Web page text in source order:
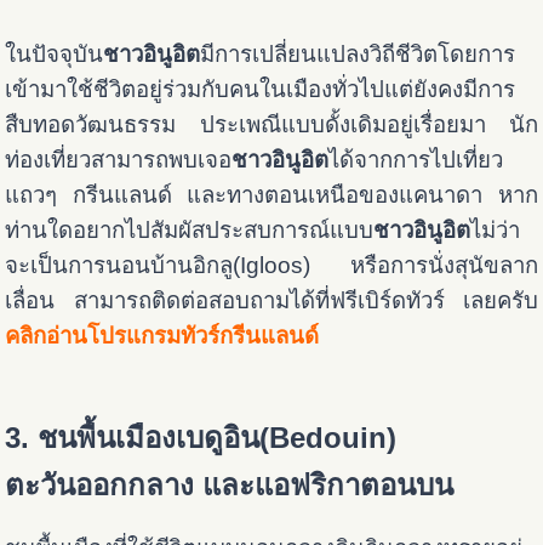
ในปัจจุบันชาวอินูอิตมีการเปลี่ยนแปลงวิถีชีวิตโดยการ
เข้ามาใช้ชีวิตอยู่ร่วมกับคนในเมืองทั่วไปแต่ยังคงมีการ
สืบทอดวัฒนธรรม ประเพณีแบบดั้งเดิมอยู่เรื่อยมา นัก
ท่องเที่ยวสามารถพบเจอชาวอินูอิตได้จากการไปเที่ยว
แถวๆ กรีนแลนด์ และทางตอนเหนือของแคนาดา หาก
ท่านใดอยากไปสัมผัสประสบการณ์แบบชาวอินูอิตไม่ว่า
จะเป็นการนอนบ้านอิกลู(Igloos) หรือการนั่งสุนัขลาก
เลื่อน สามารถติดต่อสอบถามได้ที่ฟรีเบิร์ดทัวร์ เลยครับ
คลิกอ่านโปรแกรมทัวร์กรีนแลนด์
3. ชนพื้นเมืองเบดูอิน(Bedouin)
ตะวันออกกลาง และแอฟริกาตอนบน